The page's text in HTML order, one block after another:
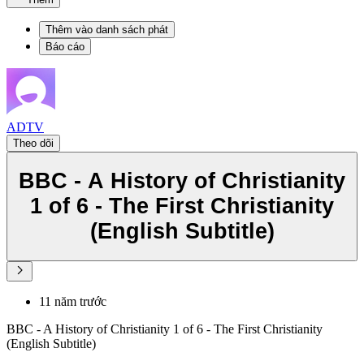
Thêm vào danh sách phát
Báo cáo
ADTV
Theo dõi
BBC - A History of Christianity
1 of 6 - The First Christianity
(English Subtitle)
11 năm trước
BBC - A History of Christianity 1 of 6 - The First Christianity
(English Subtitle)